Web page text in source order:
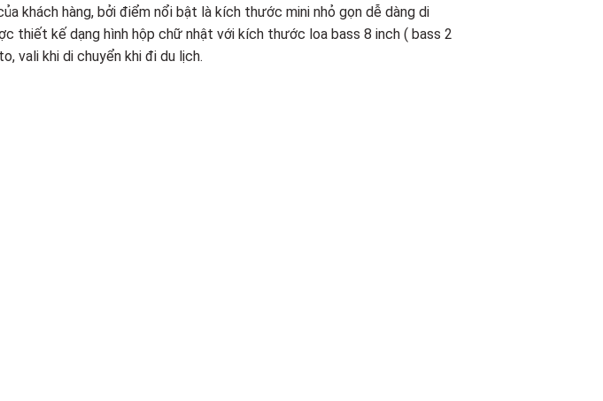
khách hàng, bởi điểm nổi bật là kích thước mini nhỏ gọn dễ dàng di
thiết kế dạng hình hộp chữ nhật với kích thước loa bass 8 inch ( bass 2
vali khi di chuyển khi đi du lịch.